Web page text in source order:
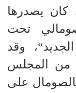
كان يصدرها
تحت
“، وقد
من المجلس
على